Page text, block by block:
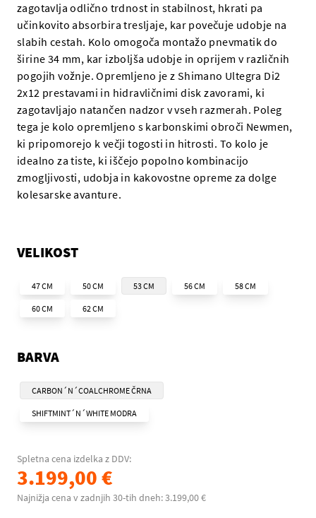
zagotavlja odlično trdnost in stabilnost, hkrati pa
učinkovito absorbira tresljaje, kar povečuje udobje na
slabih cestah. Kolo omogoča montažo pnevmatik do
širine 34 mm, kar izboljša udobje in oprijem v različnih
pogojih vožnje. Opremljeno je z Shimano Ultegra Di2
2x12 prestavami in hidravličnimi disk zavorami, ki
zagotavljajo natančen nadzor v vseh razmerah. Poleg
tega je kolo opremljeno s karbonskimi obroči Newmen,
ki pripomorejo k večji togosti in hitrosti. To kolo je
idealno za tiste, ki iščejo popolno kombinacijo
zmogljivosti, udobja in kakovostne opreme za dolge
kolesarske avanture.
VELIKOST
47 CM 50 CM 53 CM 56 CM 58 CM
60 CM 62 CM
BARVA
CARBON´N´COALCHROME ČRNA
SHIFTMINT´N´WHITE MODRA
Spletna cena izdelka z DDV:
3.199,00 €
Najnižja cena v zadnjih 30-tih dneh: 3.199,00 €